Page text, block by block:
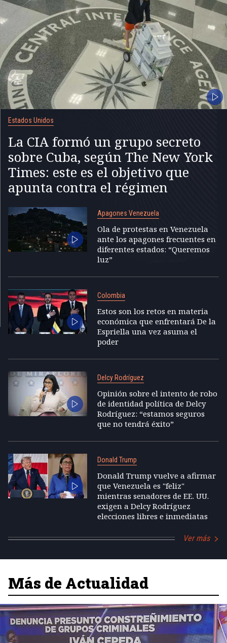
Estados Unidos
La CIA formó un grupo secreto
sobre Cuba, según The New York
Times: este es el objetivo que
apunta contra el régimen
Apagones Venezuela
Ola de protestas en Venezuela
ante los apagones frecuentes en
diferentes estados: “Queremos
luz”
Colombia
Estos son los retos en materia
económica que enfrentará De la
Espriella una vez asuma el
poder
Delcy Rodríguez
Opinión sobre el intento de robo
de identidad política de Delcy
Rodríguez: “estamos seguros
que no tendrá éxito”
Donald Trump
Donald Trump vuelve a afirmar
que Venezuela es "feliz"
mientras senadores de EE. UU.
exigen a Delcy Rodríguez
elecciones libres e inmediatas
Ver más
Más de Actualidad